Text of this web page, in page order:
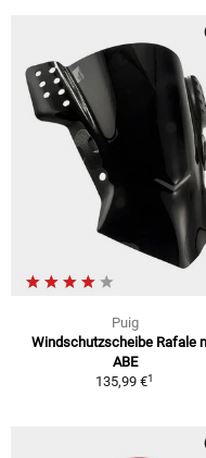
Puig
Windschutzscheibe Rafale
ABE
135,99 €1